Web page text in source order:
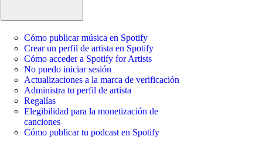
Cómo publicar música en Spotify
Crear un perfil de artista en Spotify
Cómo acceder a Spotify for Artists
No puedo iniciar sesión
Actualizaciones a la marca de verificación
Administra tu perfil de artista
Regalías
Elegibilidad para la monetización de
canciones
Cómo publicar tu podcast en Spotify